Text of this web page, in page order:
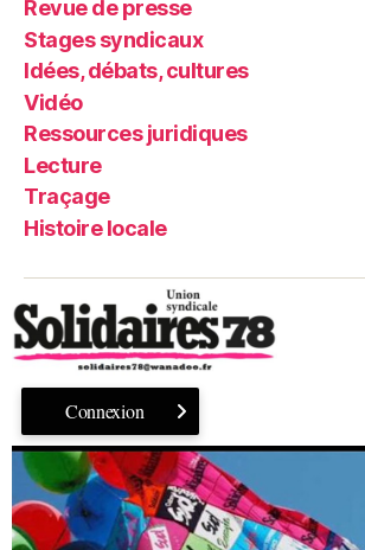
Revue de presse
Stages syndicaux
Idées, débats, cultures
Vidéo
Ressources juridiques
Lecture
Traçage
Histoire locale
Connexion